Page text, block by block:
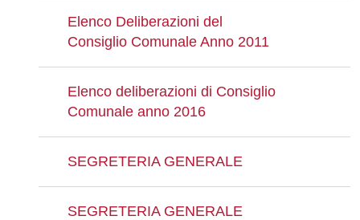
Elenco Deliberazioni del
Consiglio Comunale Anno 2011
Elenco deliberazioni di Consiglio
Comunale anno 2016
SEGRETERIA GENERALE
SEGRETERIA GENERALE